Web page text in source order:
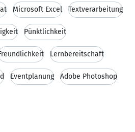
Microsoft Excel Textverarbeitung
Pünktlichkeit
Lernbereitschaft
Eventplanung Adobe Photoshop